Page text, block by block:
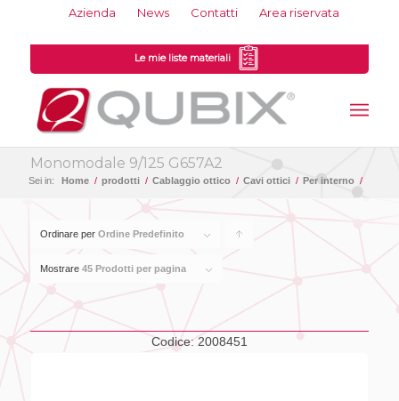
Azienda News Contatti Area riservata
Le mie liste materiali
Monomodale 9/125 G657A2
Sei in: Home / prodotti / Cablaggio ottico / Cavi ottici / Per interno /
Ordinare per Ordine Predefinito
prodotti
Mostrare 45 Prodotti per pagina
Codice: 2008451